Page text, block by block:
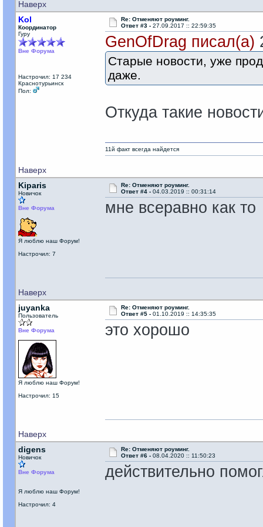
Наверх
Kol
Координатор
Гуру
Вне Форума
Настрочил: 17 234
Краснотурьинск
Пол:
Re: Отменяют роуминг.
Ответ #3 - 27.09.2017 :: 22:59:35
GenOfDrag писал(а)
Старые новости, уже
даже.
Откуда такие
Наверх
11й факт всегда найдется
Kiparis
Новичок
Вне Форума
Я люблю наш Форум!
Настрочил: 7
Re: Отменяют роуминг.
Ответ #4 - 04.03.2019 :: 00:31:14
мне всеравно как то
Наверх
juyanka
Пользователь
Вне Форума
Я люблю наш Форум!
Настрочил: 15
Re: Отменяют роуминг.
Ответ #5 - 01.10.2019 :: 14:35:35
это хорошо
Наверх
digens
Новичок
Вне Форума
Я люблю наш Форум!
Настрочил: 4
Re: Отменяют роуминг.
Ответ #6 - 08.04.2020 :: 11:50:23
действительно